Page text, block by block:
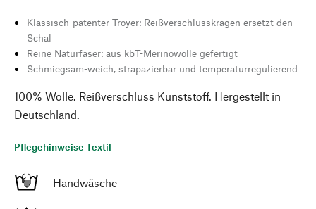
Klassisch-patenter Troyer: Reißverschlusskragen ersetzt den
Schal
Reine Naturfaser: aus kbT-Merinowolle gefertigt
Schmiegsam-weich, strapazierbar und temperaturregulierend
100% Wolle. Reißverschluss Kunststoff. Hergestellt in
Deutschland.
Pflegehinweise Textil
Handwäsche